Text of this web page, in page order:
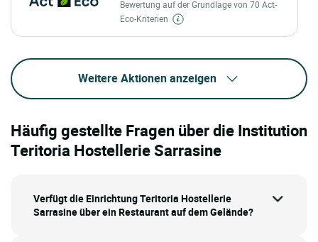
Bewertung auf der Grundlage von 70 Act-
Eco-Kriterien
Weitere Aktionen anzeigen
Häufig gestellte Fragen über die Institution
Teritoria Hostellerie Sarrasine
Verfügt die Einrichtung Teritoria Hostellerie
Sarrasine über ein Restaurant auf dem Gelände?